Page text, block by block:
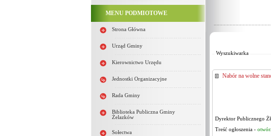
MENU PODMIOTOWE
Strona Główna
Urząd Gminy
Kierownictwo Urzędu
Jednostki Organizacyjne
Rada Gminy
Biblioteka Publiczna Gminy
Żelazków
Sołectwa
Wyszukiwarka
Nabór na wolne
Dyrektor Publicznego
Treść ogłoszenia -